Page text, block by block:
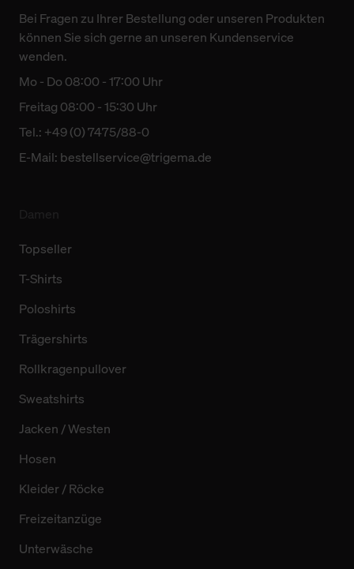
allgemeine Informationen über Cookies einsehen. Über
den Menüpunkt „Datenschutzeinstellungen“ können Sie
jederzeit Ihre Einwilligungserklärung anpassen. Ihre
Einwilligung ist grundsätzlich freiwillig, für die Nutzung
der Webseite nicht erforderlich und kann jederzeit mit
Einwilligung hat jedoch keine Auswirkung auf die
bisherigen Einstellungen und die damit verbundene
Technologien sowie die Nutzung Ihrer persönlichen Daten
Bei Fragen zu Ihrer Bestellung oder unseren Produkten
können Sie sich gerne an unseren Kundenservice
wenden.
Mo - Do 08:00 - 17:00 Uhr
Freitag 08:00 - 15:30 Uhr
Tel.: +49 (0) 7475/88-0
E-Mail: bestellservice@trigema.de
Topseller
T-Shirts
Poloshirts
Trägershirts
Rollkragenpullover
Sweatshirts
Jacken / Westen
Hosen
Kleider / Röcke
Freizeitanzüge
Unterwäsche